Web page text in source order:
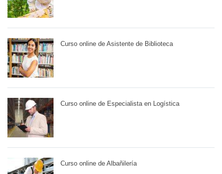
Curso online de Asistente de Biblioteca
Curso online de Especialista en Logística
Curso online de Albañilería